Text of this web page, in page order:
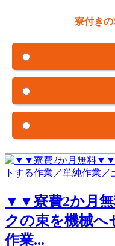
寮付き
▼▼寮費2か月
クの束を機械へ
作業...